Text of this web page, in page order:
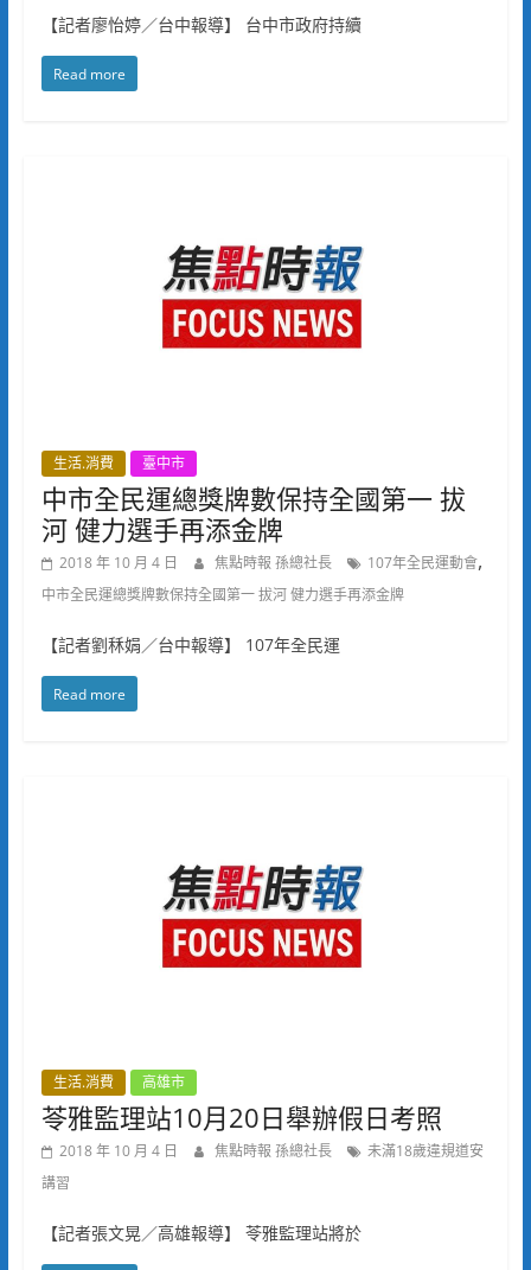
【記者廖怡婷／台中報導】 台中市政府持續
Read more
生活.消費 臺中市
中市全民運總獎牌數保持全國第一 拔
河 健力選手再添金牌
2018 年 10 月 4 日 焦點時報 孫總社長 107年全民運動會,
中市全民運總獎牌數保持全國第一 拔河 健力選手再添金牌
【記者劉秝娟／台中報導】 107年全民運
Read more
生活.消費 高雄市
苓雅監理站10月20日舉辦假日考照
2018 年 10 月 4 日 焦點時報 孫總社長
未滿18歲違規道安
講習
【記者張文晃／高雄報導】 苓雅監理站將於